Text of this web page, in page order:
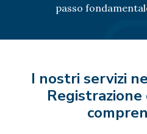
passo
I nostri servizi